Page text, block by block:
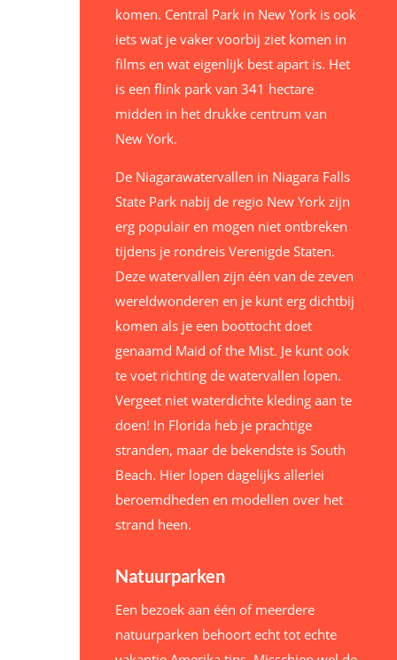
komen. Central Park in New York is ook
iets wat je vaker voorbij ziet komen in
films en wat eigenlijk best apart is. Het
is een flink park van 341 hectare
midden in het drukke centrum van
New York.
De Niagarawatervallen in Niagara Falls
State Park nabij de regio New York zijn
erg populair en mogen niet ontbreken
tijdens je rondreis Verenigde Staten.
Deze watervallen zijn één van de zeven
wereldwonderen en je kunt erg dichtbij
komen als je een boottocht doet
genaamd Maid of the Mist. Je kunt ook
te voet richting de watervallen lopen.
Vergeet niet waterdichte kleding aan te
doen! In Florida heb je prachtige
stranden, maar de bekendste is South
Beach. Hier lopen dagelijks allerlei
beroemdheden en modellen over het
strand heen.
Natuurparken
Een bezoek aan één of meerdere
natuurparken behoort echt tot echte